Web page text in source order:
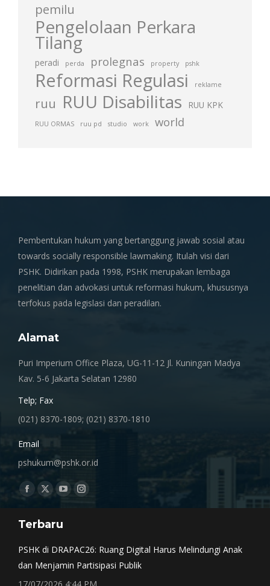
pemilu
Pengelolaan Perkara
Tilang
peradi perda prolegnas property pshk
Reformasi Regulasi reklame
ruu RUU Disabilitas RUU KPK
RUU ORMAS ruu pd studio work world
Pembentukan hukum yang bertanggung jawab sosial atau
towards socially responsible lawmaking. Itulah visi dari
PSHK. Didirikan pada 1998, PSHK merupakan lembaga
penelitian dan advokasi untuk reformasi hukum, khususnya
terfokus pada legislasi dan peradilan.
Alamat
Puri Imperium Office Plaza, UG-11-12 Jl. Kuningan Madya
Kav. 5-6 Jakarta Selatan 12980
Telp; Fax
(021) 8370-1809; (021) 8370-1810
Email
pshukum@pshk.or.id
Find us on:
Facebook
opens
window
X
opens
window
YouTube
opens
Instagram
window
Terbaru
PSHK di DRAPAC26: Ruang Digital Harus Melindungi Anak
dan Menjamin Partisipasi Publik